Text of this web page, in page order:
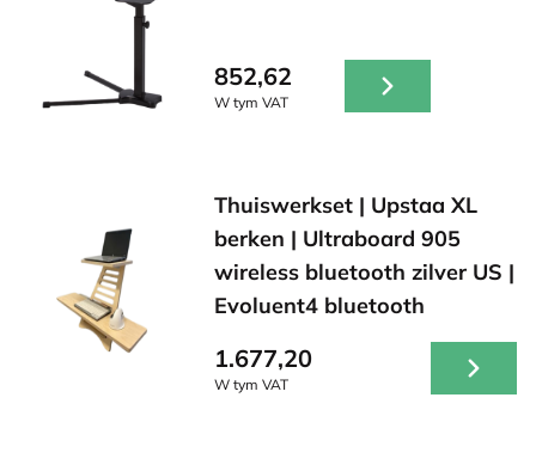
852,62
W tym VAT
Thuiswerkset | Upstaa XL
berken | Ultraboard 905
wireless bluetooth zilver US |
Evoluent4 bluetooth
1.677,20
W tym VAT